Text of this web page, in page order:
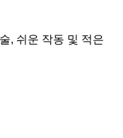
, 쉬운 작동 및 적은